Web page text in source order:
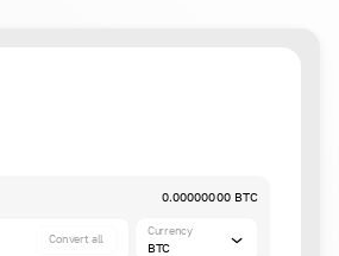
0.00000000 BTC
Convert all
Currency
BTC